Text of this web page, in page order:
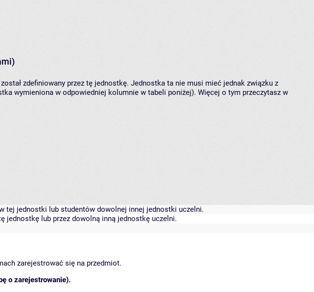
zdefiniowany przez tę jednostkę. Jednostka ta nie musi mieć jednak związku z
wymieniona w odpowiedniej kolumnie w tabeli poniżej). Więcej o tym przeczytasz w
tej jednostki lub studentów dowolnej innej jednostki uczelni.
jednostkę lub przez dowolną inną jednostkę uczelni.
zarejestrować się na przedmiot.
o zarejestrowanie).